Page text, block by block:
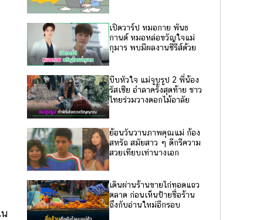
เปิดวาร์ป หมอกาย พันธ
กานต์ หมอหล่อขวัญใจแม่
กุมาร พบมีผลงานซีรีส์ด้วย
บีบหัวใจ แม่จูบรูป 2 พี่น้อง
รัสเซีย อำลาครั้งสุดท้าย ชาว
ไทยร่วมวางดอกไม้อาลัย
ย้อนวันวานภาพคุณแม่ ก้อง
สหรัถ สมัยสาว ๆ ดีกรีความ
สวยเทียบเท่านางเอก
เดินผ่านร้านขายไก่ทอดแถว
ตลาด ก่อนเห็นป้ายชื่อร้าน
ถึงกับอ่านใหม่อีกรอบ